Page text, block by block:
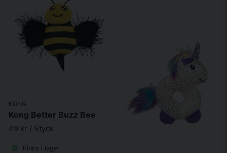
KONG
Kong Better Buzz Bee
49 kr / Styck
Finns i lager